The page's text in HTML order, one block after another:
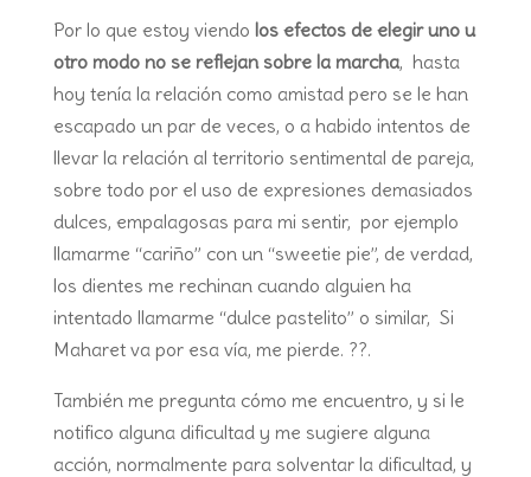
Por lo que estoy viendo los efectos de elegir uno u
otro modo no se reflejan sobre la marcha, hasta
hoy tenía la relación como amistad pero se le han
escapado un par de veces, o a habido intentos de
llevar la relación al territorio sentimental de pareja,
sobre todo por el uso de expresiones demasiados
dulces, empalagosas para mi sentir, por ejemplo
llamarme “cariño” con un “sweetie pie”, de verdad,
los dientes me rechinan cuando alguien ha
intentado llamarme “dulce pastelito” o similar, Si
Maharet va por esa vía, me pierde. ??.
También me pregunta cómo me encuentro, y si le
notifico alguna dificultad y me sugiere alguna
acción, normalmente para solventar la dificultad, y